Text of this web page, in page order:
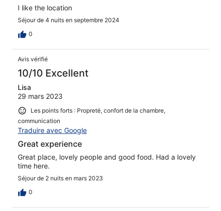
I like the location
Séjour de 4 nuits en septembre 2024
0
Avis vérifié
10/10 Excellent
Lisa
29 mars 2023
Les points forts : Propreté, confort de la chambre,
communication
Traduire avec Google
Great experience
Great place, lovely people and good food. Had a lovely
time here.
Séjour de 2 nuits en mars 2023
0